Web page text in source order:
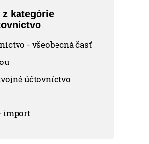
kategórie
- všeobecná časť
účtovníctvo
import